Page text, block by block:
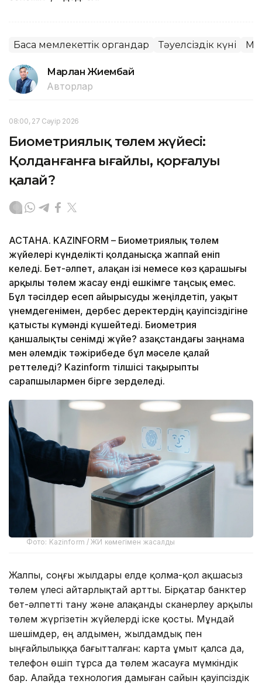
Басқа мемлекеттік органдар Тәуелсіздік күні
Марлан Жиембай
Авторлар
08:00, 27 Сәуір 2026
Биометриялық төлем жүйесі:
Қолданғанға ыңғайлы, қорғалуы
қалай?
АСТАНА. KAZINFORM – Биометриялық төлем
жүйелері күнделікті қолданысқа жаппай еніп
келеді. Бет-әлпет, алақан ізі немесе көз қарашығы
арқылы төлем жасау енді ешкімге таңсық емес.
Бұл тәсілдер есеп айырысуды жеңілдетіп, уақыт
үнемдегенімен, дербес деректердің қауіпсіздігіне
қатысты күмәнді күшейтеді. Биометрия
қаншалықты сенімді жүйе? Қазақстандағы заңнама
мен әлемдік тәжірибеде бұл мәселе қалай
реттеледі? Kazinform тілшісі тақырыпты
сарапшылармен бірге зерделеді.
Фото: Kazinform / ЖИ көмегімен жасалды
Жалпы, соңғы жылдары елде қолма-қол ақшасыз
төлем үлесі айтарлықтай артты. Бірқатар банктер
бет-әлпетті тану және алақанды сканерлеу арқылы
төлем жүргізетін жүйелерді іске қосты. Мұндай
шешімдер, ең алдымен, жылдамдық пен
ыңғайлылыққа бағытталған: карта ұмыт қалса да,
телефон өшіп тұрса да төлем жасауға мүмкіндік
бар. Алайда технология дамыған сайын қауіпсіздік